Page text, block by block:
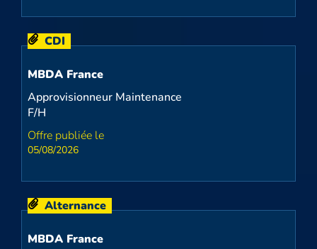
CDI
MBDA France
Approvisionneur Maintenance
F/H
05/08/2026
Alternance
MBDA France